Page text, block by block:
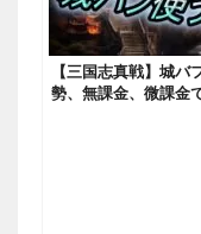
【三国志真戦】城
勢、無課金、微課金